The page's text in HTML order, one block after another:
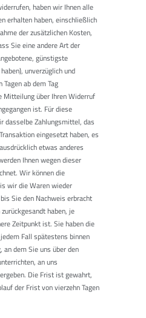
haben wir Ihnen alle
erhalten haben, einschließlich
der zusätzlichen Kosten,
Sie eine andere Art der
günstigste
unverzüglich und
ab dem Tag
Mitteilung über Ihren Widerruf
ist. Für diese
dasselbe Zahlungsmittel, das
eingesetzt haben, es
etwas anderes
Ihnen wegen dieser
Wir können die
wir die Waren wieder
Sie den Nachweis erbracht
haben, je
Zeitpunkt ist. Sie haben die
Fall spätestens binnen
an dem Sie uns über den
an uns
Die Frist ist gewahrt,
der Frist von vierzehn Tagen